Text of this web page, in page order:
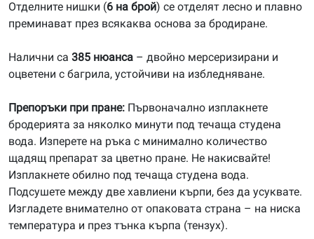
Отделните нишки (6 на брой) се отделят лесно и плавно
преминават през всякаква основа за бродиране.
Налични са 385 нюанса – двойно мерсеризирани и
оцветени с багрила, устойчиви на избледняване.
Препоръки при пране: Първоначално изплакнете
бродерията за няколко минути под течаща студена
вода. Изперете на ръка с минимално количество
щадящ препарат за цветно пране. Не накисвайте!
Изплакнете обилно под течаща студена вода.
Подсушете между две хавлиени кърпи, без да усуквате.
Изгладете внимателно от опаковата страна – на ниска
температура и през тънка кърпа (тензух).